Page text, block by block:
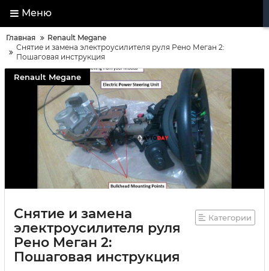
Меню
Главная
Renault Megane
Снятие и замена электроусилителя руля Рено Меган 2:
Пошаговая инструкция
Renault Megane
Снятие и замена
электроусилителя руля
Рено Меган 2:
Пошаговая инструкция
Категории